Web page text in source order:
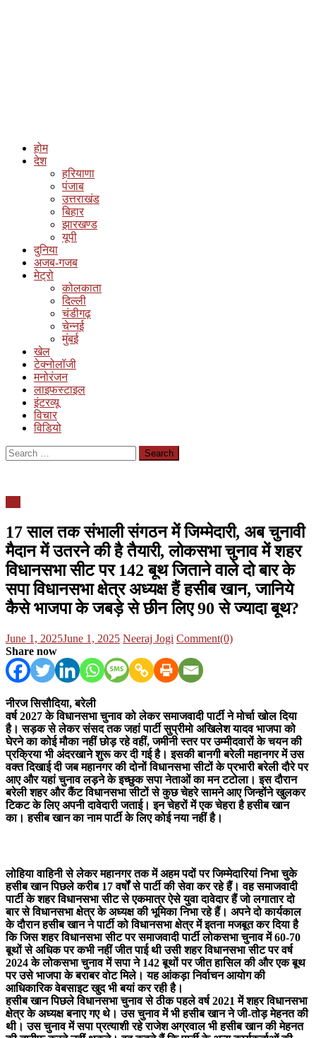
होम
देश
हरियाणा
पंजाब
उत्तराखंड
बिहार
झारखण्ड
यूपी
दुनिया
अजब-गजब
मेट्रो
कोलकाता
दिल्ली
चंडीगढ़
चेन्नई
मुंबई
खेल
टेक्नोलॉजी
मनोरंजन
लाइफस्टाइल
इंटरव्यू
विचार
विडियो
Search
for:
17 साल तक संभाली संगठन में जिम्मेदारी, अब चुनावी
मैदान में उतरने की है तैयारी, लोकसभा चुनाव में शहर
विधानसभा सीट पर 142 बूथ जिताने वाले दो बार के
सपा विधानसभा क्षेत्र अध्यक्ष हैं हसीब खान, जानिये
कैसे भाजपा के जबड़े से छीन लिए 90 से ज्यादा बूथ?
Posted
on
June 1, 2025June 1, 2025 Author
Neeraj Jogi Comment(0)
Share now
नीरज सिसौदिया, बरेली
वर्ष 2027 के विधानसभा चुनाव को लेकर समाजवादी पार्टी ने मोर्चा खोल दिया
है। सड़क से लेकर संसद तक जहां पार्टी सुप्रीमो अखिलेश यादव भाजपा को
घेरने का कोई मौका नहीं छोड़ रहे वहीं, जमीनी स्तर पर उम्मीदवारों के चयन की
प्रक्रिया भी अंदरखाने शुरू कर दी गई है। इसकी बानगी बरेली महानगर में उस
वक्त दिखाई दी जब महानगर की दोनों विधानसभा सीटों के प्रभारी बरेली दौरे पर
आए और यहां चुनाव लड़ने के इच्छुक सपा नेताओं का मन टटोला। इस दौरान
बरेली शहर और कैंट विधानसभा सीटों से कुछ चेहरे सामने आए जिन्होंने खुलकर
टिकट के लिए अपनी दावेदारी जताई। इन चेहरों में एक चेहरा है हसीब खान
का। हसीब खान का नाम पार्टी के लिए कोई नया नहीं है।
लोहिया वाहिनी से लेकर महानगर तक में अहम पदों पर जिम्मेदारियां निभा चुके
हसीब खान पिछले करीब 17 वर्षों से पार्टी की सेवा कर रहे हैं। वह समाजवादी
पार्टी के शहर विधानसभा सीट से एकमात्र ऐसे युवा दावेदार हैं जो लगातार दो
बार से विधानसभा क्षेत्र के अध्यक्ष की भूमिका निभा रहे हैं। अपने दो कार्यकाल
के दौरान हसीब खान ने पार्टी को विधानसभा क्षेत्र में इतना मजबूत कर दिया है
कि जिस शहर विधानसभा सीट पर समाजवादी पार्टी लोकसभा चुनाव में 60-70
बूथों से अधिक पर कभी नहीं जीत पाई थी उसी शहर विधानसभा सीट पर वर्ष
2024 के लोकसभा चुनाव में सपा ने 142 बूथों पर जीत हासिल की और एक बूथ
पर उसे भाजपा के बराबर वोट मिले। यह आंकड़ा निर्वाचन आयोग की
आधिकारिक वेबसाइट खुद भी बयां कर रही है।
हसीब खान पिछले विधानसभा चुनाव से ठीक पहले वर्ष 2021 में शहर विधानसभा
क्षेत्र के अध्यक्ष बनाए गए थे। उस चुनाव में भी हसीब खान ने जी-तोड़ मेहनत की
थी। उस चुनाव में सपा प्रत्याशी रहे राजेश अग्रवाल भी हसीब खान की मेहनत